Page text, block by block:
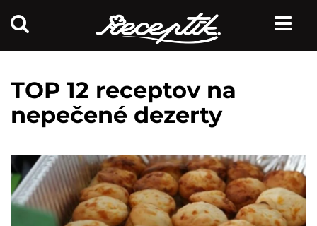
TOP 12 receptov na
nepečené dezerty